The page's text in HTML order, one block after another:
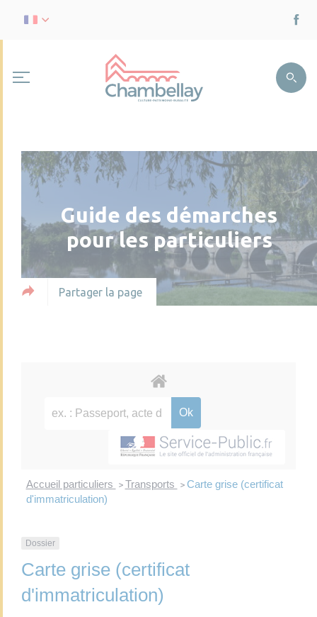
Guide des démarches
pour les particuliers
Partager la page
Accueil particuliers > Transports > Carte grise (certificat
d'immatriculation)
Dossier
Carte grise (certificat
d'immatriculation)